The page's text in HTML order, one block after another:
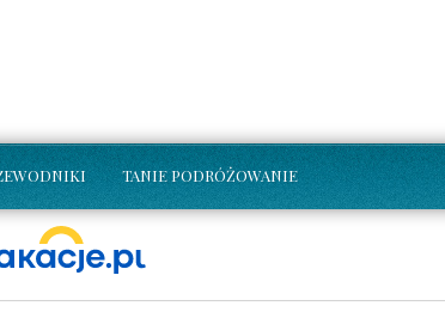
TANIE PODRÓŻOWANIE